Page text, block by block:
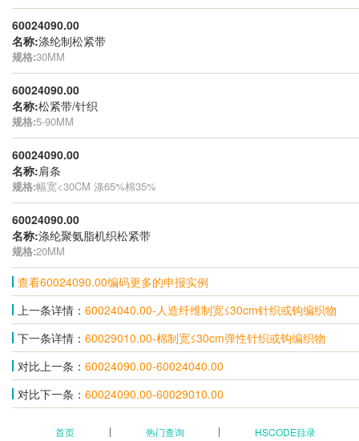
60024090.00
名称:涤纶制松紧带
规格:30MM
60024090.00
名称:松紧带/针织
规格:5-90MM
60024090.00
名称:肩条
规格:幅宽<30CM 涤65%棉35%
60024090.00
名称:涤纶聚氨脂机织松紧带
规格:20MM
查看60024090.00编码更多的申报实例
上一条详情： 60024040.00-人造纤维制宽≤30cm针织或钩编织物
下一条详情： 60029010.00-棉制宽≤30cm弹性针织或钩编织物
对比上一条： 60024090.00-60024040.00
对比下一条： 60024090.00-60029010.00
首页 热门查询 HSCODE目录